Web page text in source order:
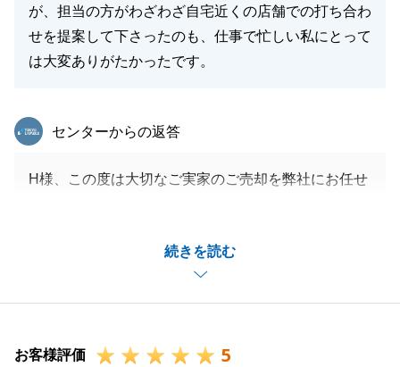
が、担当の方がわざわざ自宅近くの店舗での打ち合わ
せを提案して下さったのも、仕事で忙しい私にとって
は大変ありがたかったです。
続きを読む
東急リバブル
センターからの返答
H様、この度は大切なご実家のご売却を弊社にお任せ
せていただいたり、契約後には、書類や書士とのやり
取りを対応いただいたりとたくさんご協力いただきま
したおかげで無事にご成約となりご満足いただけたと
また機会がありましたら、ぜひ弊社にお声がけくださ
お客様評価 5